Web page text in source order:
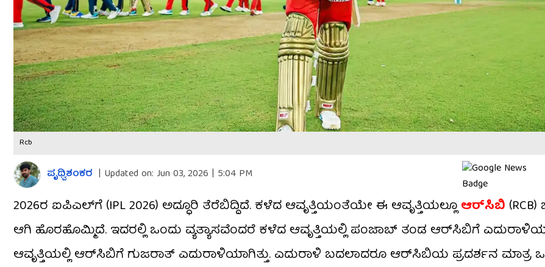
Rcb
ಪೃಥ್ವಿಶಂಕರ | Updated on: Jun 03, 2026 | 5:04 PM
2026ರ ಐಪಿಎಲ್​ಗೆ (IPL 2026) ಅದ್ಧೂರಿ ತೆರೆಬಿದ್ದಿದೆ. ಕಳೆದ ಆವೃತ್ತಿಯಂತೆಯೇ ಈ ಆವೃತ್ತಿಯಲ್ಲೂಆರ್​ಸಿಬಿ
ಆಗಿ ಹೊರಹೊಮ್ಮಿದೆ. ಇದರಲ್ಲಿ ಒಂದು ವ್ಯತ್ಯಾಸವೆಂದರೆ ಕಳೆದ ಆವೃತ್ತಿಯಲ್ಲಿ ಪಂಜಾಬ್ ತಂಡ ಆರ್​ಸಿಬಿಗೆ
ಆವೃತ್ತಿಯಲ್ಲಿ ಆರ್​ಸಿಬಿಗೆ ಗುಜರಾತ್ ಎದುರಾಳಿಯಾಗಿತ್ತು. ಎದುರಾಳಿ ಬದಲಾದರೂ ಆರ್​ಸಿಬಿಯ ಪ್ರದರ್ಶನ ಮಾತ್ರ